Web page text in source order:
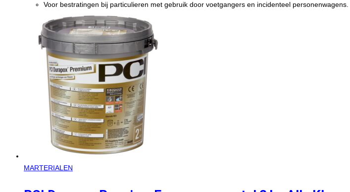
Voor bestratingen bij particulieren met gebruik door voetgangers en incidenteel personenwagens.
MARTERIALEN